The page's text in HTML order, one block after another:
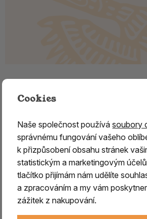
transformace
Malachitje jeden z
zelených minerálů, jehož název
slovamalache, označujícího sytě
ve starověkém Egyptě bylceněn
využíván k výrobě šperků,
předmětů.
Cookies
Naše společnost používásoubory
správnému fungování vašeho
k přizpůsobení obsahu stránek
statistickým a marketingovým
tlačítko přijímám nám udělíte
a zpracováním a my vám
zážitek z nakupování.